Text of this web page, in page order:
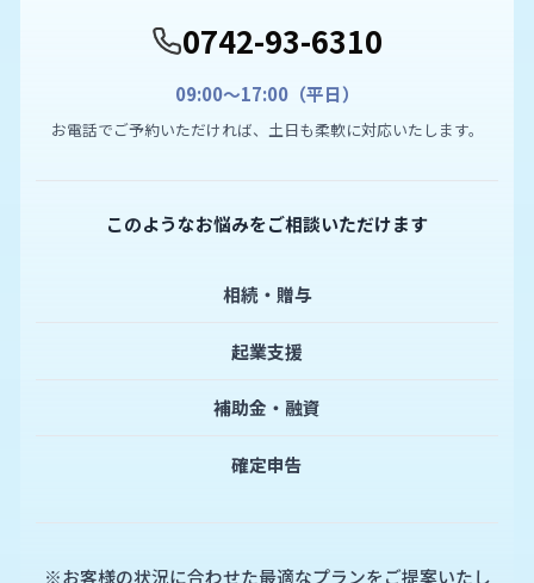
0742-93-6310
09:00〜17:00（平日）
お電話でご予約いただければ、土日も柔軟に対応いたします。
このようなお悩みをご相談いただけます
相続・贈与
起業支援
補助金・融資
確定申告
※お客様の状況に合わせた最適なプランをご提案いたし